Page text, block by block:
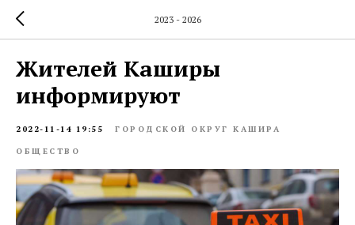
2023 - 2026
Жителей Каширы
информируют
2022-11-14 19:55 ГОРОДСКОЙ ОКРУГ КАШИРА
ОБЩЕСТВО